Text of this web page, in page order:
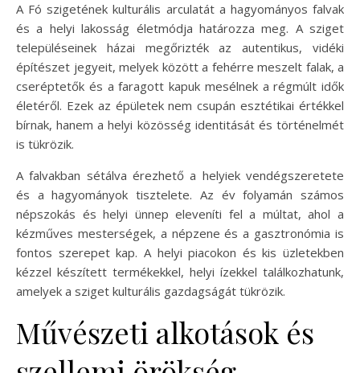
A Fó szigetének kulturális arculatát a hagyományos falvak
és a helyi lakosság életmódja határozza meg. A sziget
településeinek házai megőrizték az autentikus, vidéki
építészet jegyeit, melyek között a fehérre meszelt falak, a
cseréptetők és a faragott kapuk mesélnek a régmúlt idők
életéről. Ezek az épületek nem csupán esztétikai értékkel
bírnak, hanem a helyi közösség identitását és történelmét
is tükrözik.
A falvakban sétálva érezhető a helyiek vendégszeretete
és a hagyományok tisztelete. Az év folyamán számos
népszokás és helyi ünnep eleveníti fel a múltat, ahol a
kézműves mesterségek, a népzene és a gasztronómia is
fontos szerepet kap. A helyi piacokon és kis üzletekben
kézzel készített termékekkel, helyi ízekkel találkozhatunk,
amelyek a sziget kulturális gazdagságát tükrözik.
Művészeti alkotások és